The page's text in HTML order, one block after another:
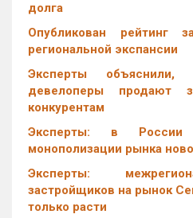
долга
Опубликован рейтинг
региональной экспансии
Эксперты объяснили,
девелоперы продают
конкурентам
Эксперты: в России
монополизации рынка
Эксперты:
застройщиков на рынок
только расти